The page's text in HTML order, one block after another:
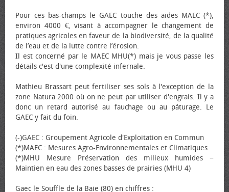
Pour ces bas-champs le GAEC touche des aides MAEC (*),
environ 4000 €, visant à accompagner le changement de
pratiques agricoles en faveur de la biodiversité, de la qualité
de l’eau et de la lutte contre l’érosion.
Il est concerné par le MAEC MHU(*) mais je vous passe les
détails c'est d'une complexité infernale.
Mathieu Brassart peut fertiliser ses sols à l'exception de la
zone Natura 2000 où on ne peut par utiliser d'engrais. Il y a
donc un retard autorisé au fauchage ou au pâturage. Le
GAEC y fait du foin.
(-)GAEC : Groupement Agricole d'Exploitation en Commun
(*)MAEC : Mesures Agro-Environnementales et Climatiques
(*)MHU Mesure Préservation des milieux humides −
Maintien en eau des zones basses de prairies (MHU 4)
Gaec le Souffle de la Baie (80) en chiffres :